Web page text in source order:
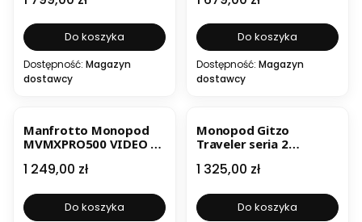
Do koszyka
Dostępność: Magazyn
dostawcy
Do koszyka
Dostępność: Magazyn
dostawcy
Manfrotto Monopod
MVMXPRO500 VIDEO z
sekc
Cena
1 249,00 zł
Do koszyka
Monopod Gitzo
Traveler seria 2
Cena
1 325,00 zł
Do koszyka